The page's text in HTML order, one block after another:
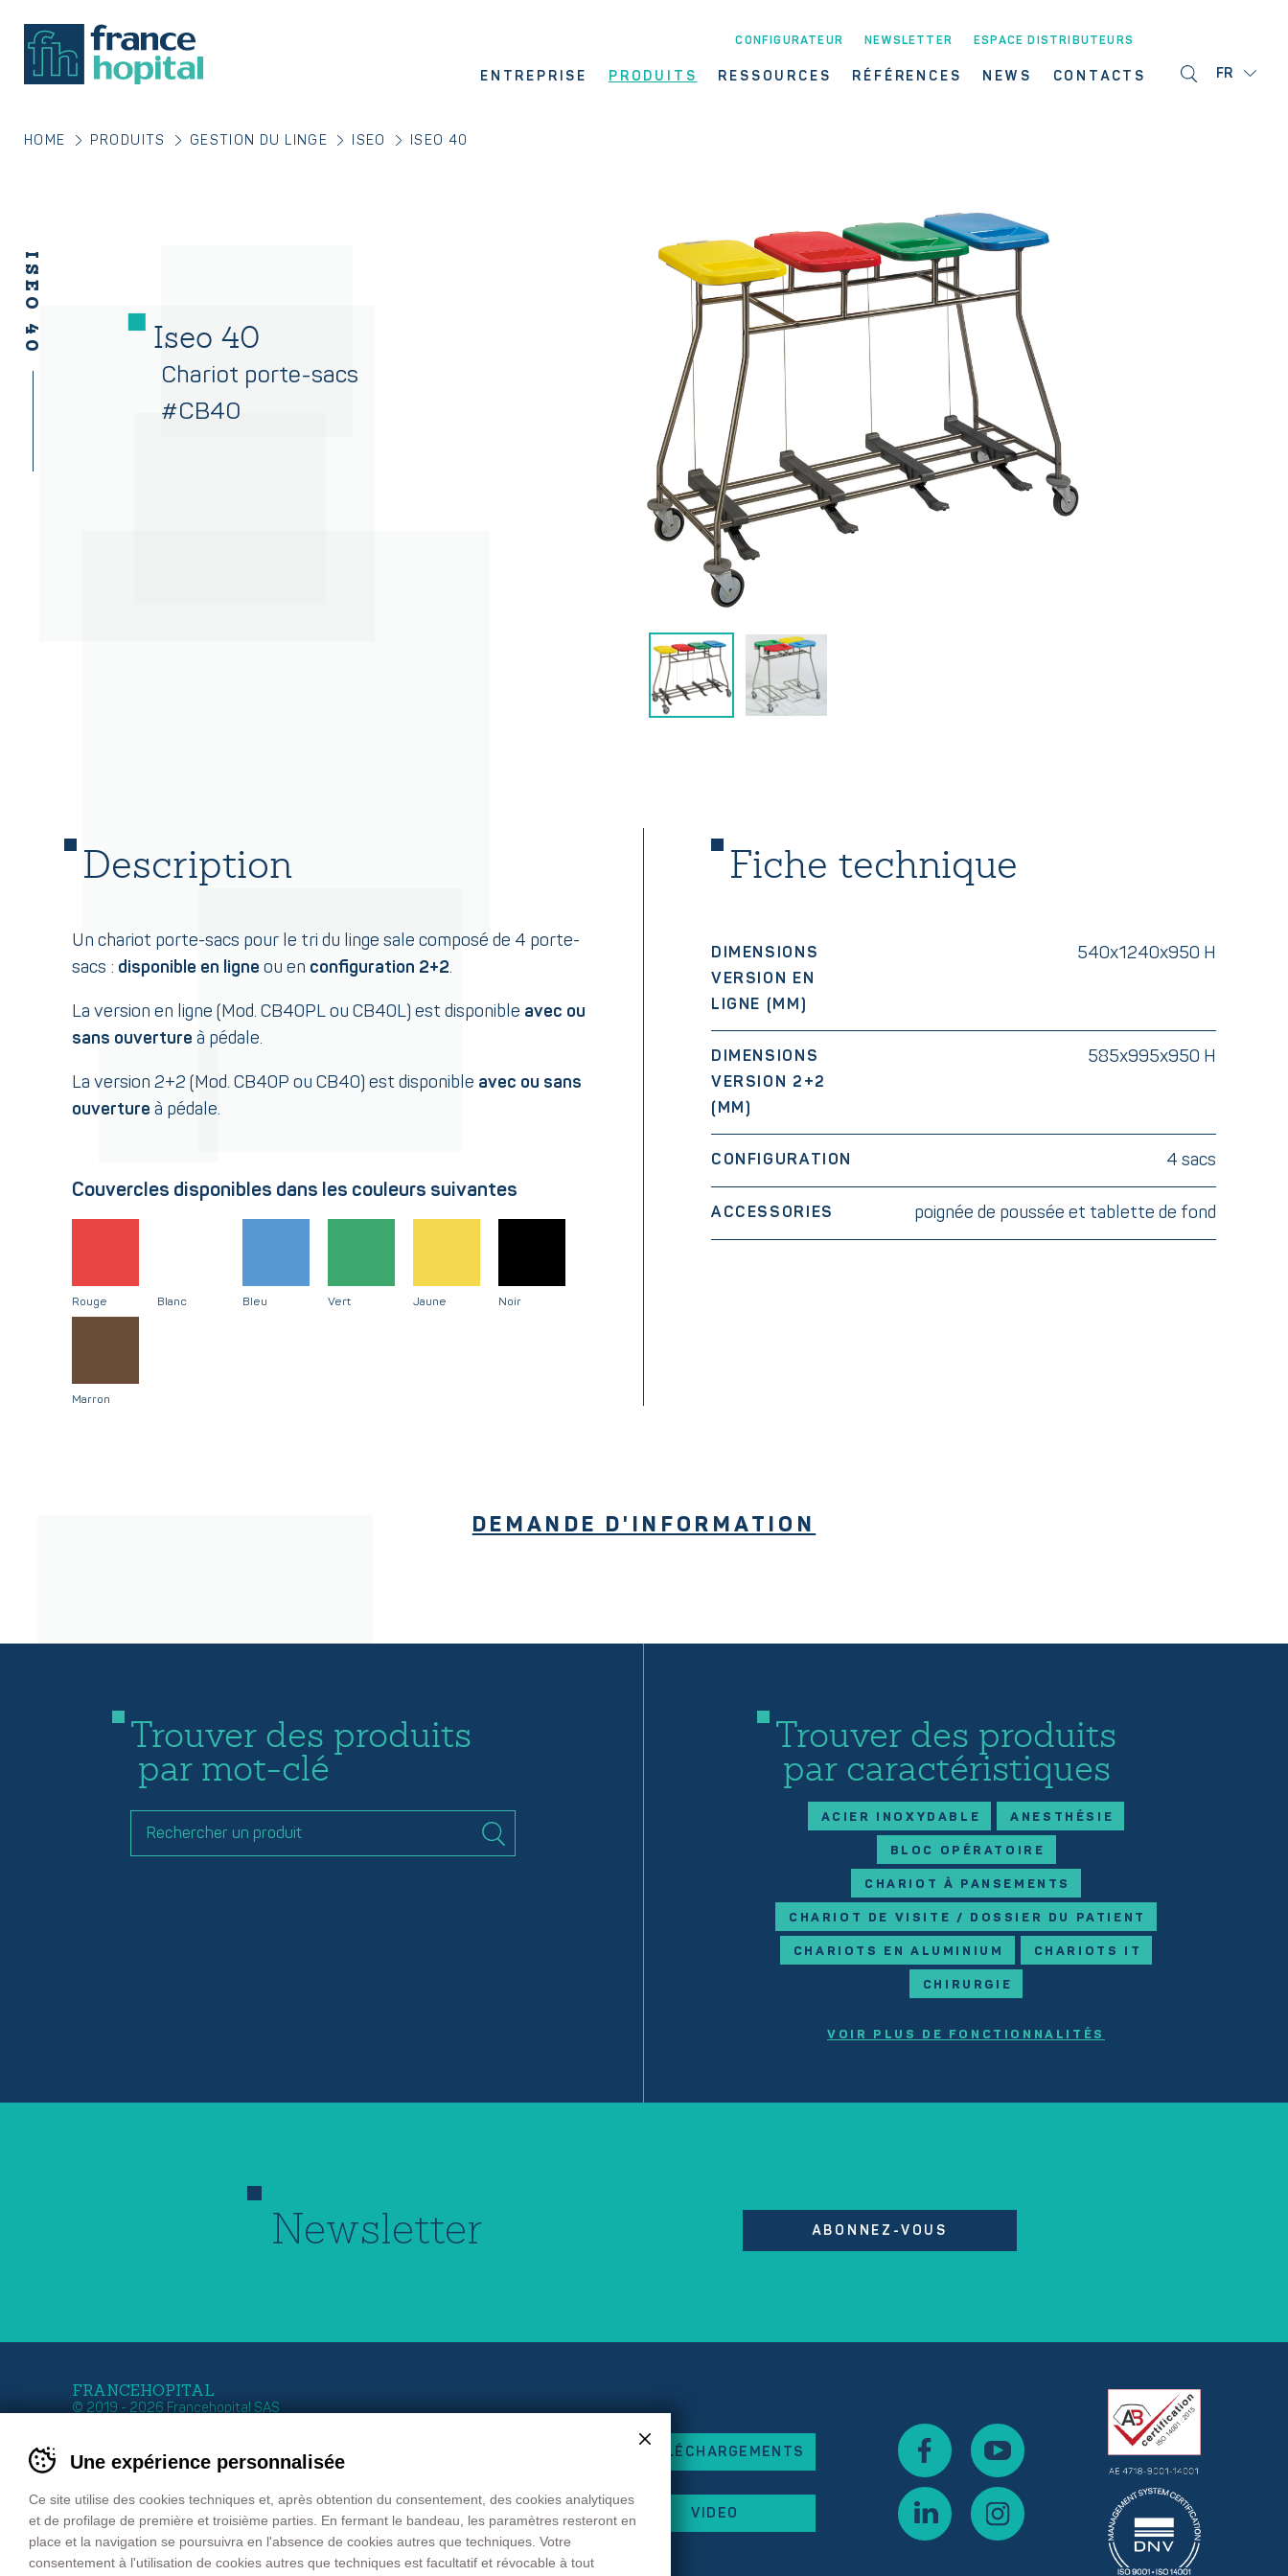
ENTREPRISE PRODUITS RESSOURCES RÉFÉRENCES NEWS CONTACTS
CONFIGURATEUR NEWSLETTER ESPACE DISTRIBUTEURS
FR
ISEO 40
HOME PRODUITS GESTION DU LINGE ISEO ISEO 40
Iseo 40
Chariot porte-sacs
#CB40
Description
Un chariot porte-sacs pour le tri du linge sale composé de 4 porte-
sacs : disponible en ligne ou en configuration 2+2.
La version en ligne (Mod. CB40PL ou CB40L) est disponible avec ou
sans ouverture à pédale.
La version 2+2 (Mod. CB40P ou CB40) est disponible avec ou sans
ouverture à pédale.
Couvercles disponibles dans les couleurs suivantes
Rouge Blanc Bleu Vert Jaune Noir
Marron
Fiche technique
DIMENSIONS
VERSION EN
LIGNE (MM)
540x1240x950 H
DIMENSIONS
VERSION 2+2
(MM)
585x995x950 H
CONFIGURATION 4 sacs
ACCESSORIES poignée de poussée et tablette de fond
DEMANDE D'INFORMATION
Trouver des produits
par mot-clé
Trouver des produits
par caractéristiques
ACIER INOXYDABLE ANESTHÉSIE
BLOC OPÉRATOIRE
CHARIOT À PANSEMENTS
CHARIOT DE VISITE / DOSSIER DU PATIENT
CHARIOTS EN ALUMINIUM CHARIOTS IT
CHIRURGIE
VOIR PLUS DE FONCTIONNALITÉS
Newsletter ABONNEZ-VOUS
FRANCEHOPITAL
© 2019 - 2026 Francehopital SAS
Zona Industriale 11
Tel. +39 0473 552 611
Fax +39 0473 552 699
email info@francehopital.com
Z.I. Ouest – 27 Rue Georges Besse
67151 ERSTEIN Cedex
FRANCE
Fax : +33 03 88 98 04 44
email: francehopital@francehopital.fr
TÉLÉCHARGEMENTS
VIDEO
Une expérience personnalisée
Ce site utilise des cookies techniques et, après obtention du consentement, des cookies analytiques
et de profilage de première et troisième parties. En fermant le bandeau, les paramètres resteront en
place et la navigation se poursuivra en l'absence de cookies autres que techniques. Votre
consentement à l'utilisation de cookies autres que techniques est facultatif et révocable à tout